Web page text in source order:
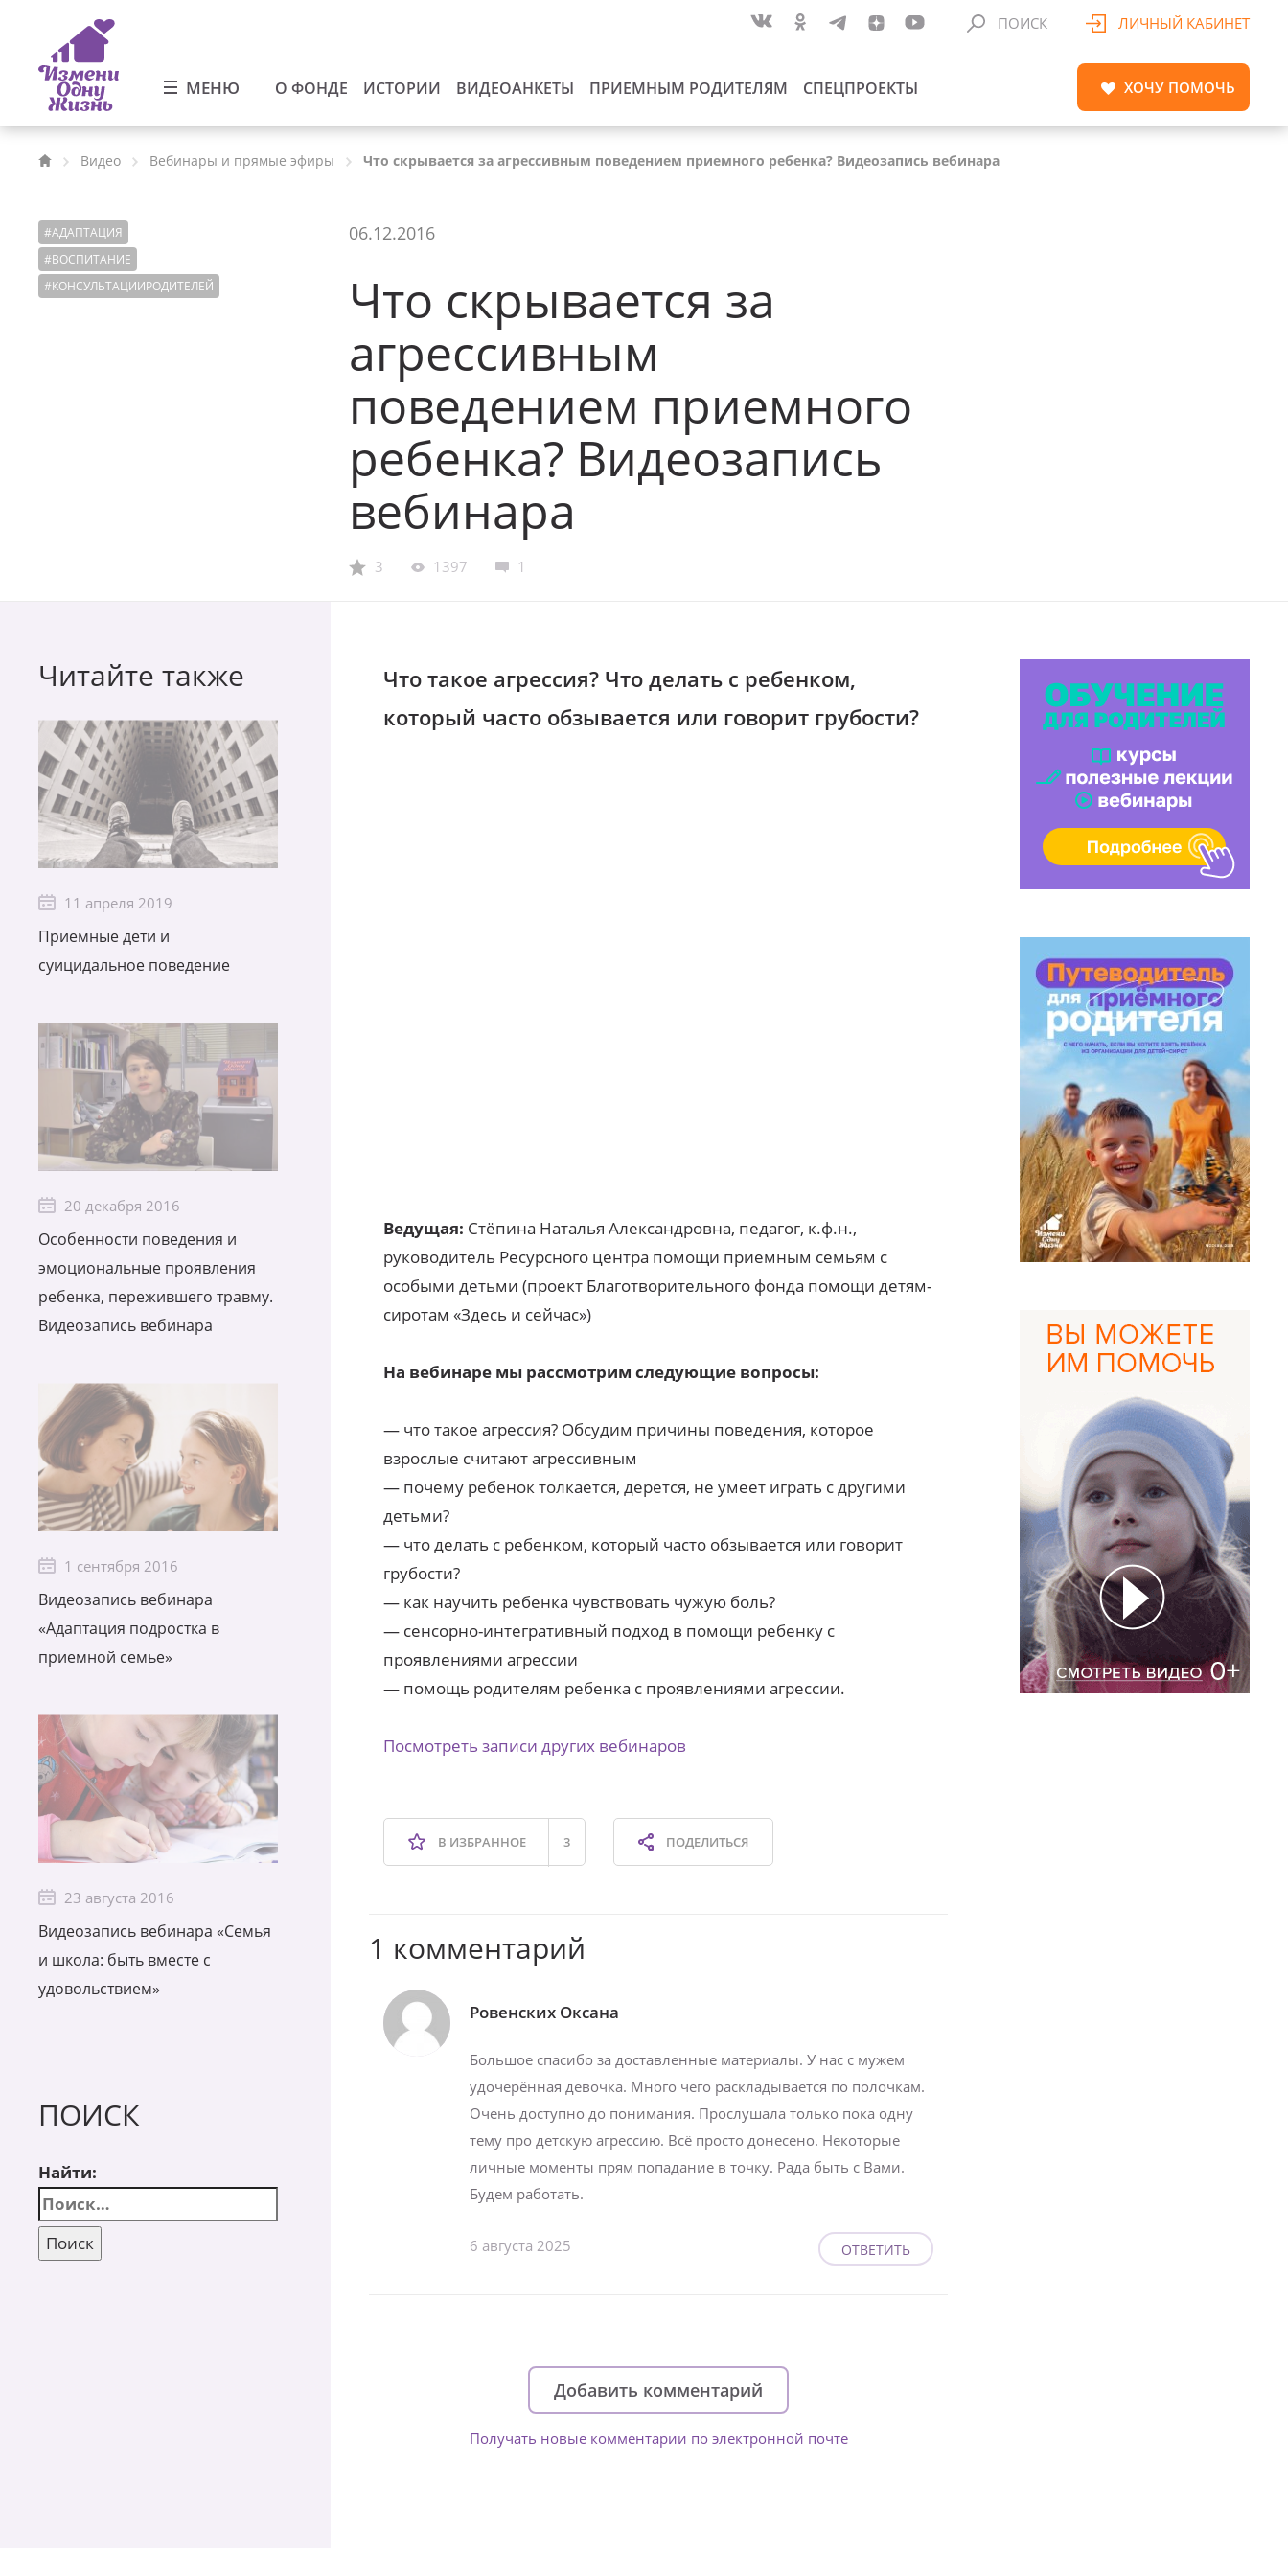
МЕНЮ О ФОНДЕ ИСТОРИИ ВИДЕОАНКЕТЫ ПРИЕМНЫМ РОДИТЕЛЯМ СПЕЦПРОЕКТЫ
ПОИСК ЛИЧНЫЙ КАБИНЕТ
ХОЧУ ПОМОЧЬ
Видео Вебинары и прямые эфиры Что скрывается за агрессивным поведением приемного ребенка? Видеозапись вебинара
#АДАПТАЦИЯ
#ВОСПИТАНИЕ
#КОНСУЛЬТАЦИИРОДИТЕЛЕЙ
06.12.2016
Что скрывается за
агрессивным
поведением приемного
ребенка? Видеозапись
вебинара
3 1397 1
Читайте также
11 апреля 2019
Приемные дети и
суицидальное поведение
20 декабря 2016
Особенности поведения и
эмоциональные проявления
ребенка, пережившего травму.
Видеозапись вебинара
1 сентября 2016
Видеозапись вебинара
«Адаптация подростка в
приемной семье»
23 августа 2016
Видеозапись вебинара «Семья
и школа: быть вместе с
удовольствием»
ПОИСК
Найти:
Что такое агрессия? Что делать с ребенком,
который часто обзывается или говорит грубости?
Ведущая: Стёпина Наталья Александровна, педагог, к.ф.н.,
руководитель Ресурсного центра помощи приемным семьям с
особыми детьми (проект Благотворительного фонда помощи детям-
сиротам «Здесь и сейчас»)
На вебинаре мы рассмотрим следующие вопросы:
— что такое агрессия? Обсудим причины поведения, которое
взрослые считают агрессивным
— почему ребенок толкается, дерется, не умеет играть с другими
детьми?
— что делать с ребенком, который часто обзывается или говорит
грубости?
— как научить ребенка чувствовать чужую боль?
— сенсорно-интегративный подход в помощи ребенку с
проявлениями агрессии
— помощь родителям ребенка с проявлениями агрессии.
Посмотреть записи других вебинаров
В ИЗБРАННОЕ 3 ПОДЕЛИТЬСЯ
1 комментарий
Ровенских Оксана
Большое спасибо за доставленные материалы. У нас с мужем
удочерённая девочка. Много чего раскладывается по полочкам.
Очень доступно до понимания. Прослушала только пока одну
тему про детскую агрессию. Всё просто донесено. Некоторые
личные моменты прям попадание в точку. Рада быть с Вами.
Будем работать.
6 августа 2025 ОТВЕТИТЬ
Добавить комментарий
Получать новые комментарии по электронной почте